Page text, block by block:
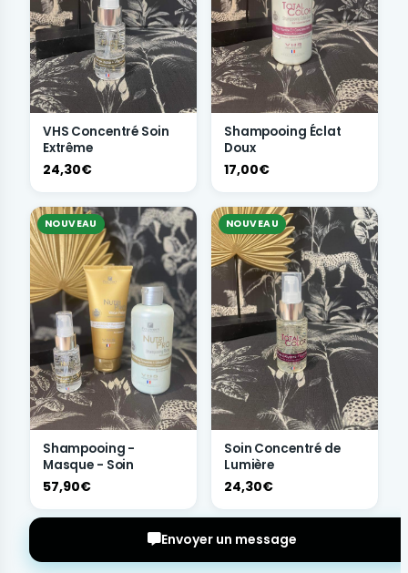
VHS Concentré Soin
Extrême
24,30€
Shampooing Éclat
Doux
17,00€
NOUVEAU
Shampooing -
Masque - Soin
57,90€
NOUVEAU
Soin Concentré de
Lumière
24,30€
Envoyer un message